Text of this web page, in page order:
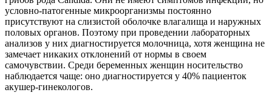
условно-патогенные микроорганизмы постоянно
присутствуют на слизистой оболочке влагалища и наружных
половых органов. Поэтому при проведении лабораторных
анализов у них диагностируется молочница, хотя женщина не
замечает никаких отклонений от нормы в своем
самочувствии. Среди беременных женщин носительство
наблюдается чаще: оно диагностируется у 40% пациенток
акушер-гинекологов.